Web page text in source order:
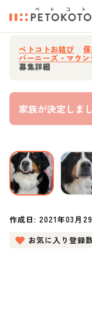
ペトコトお結び
バーニーズ・マウ
募集詳細
家族が決定しま
作成日:2021年03月
お気に入り登録